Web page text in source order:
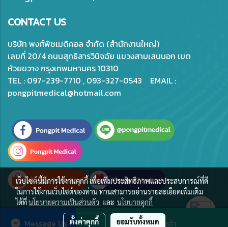
สั่งซื้อสินค้า
Message Us
CONTACT US
บริษัท พงศ์พิชเมดิคอล จำกัด (สำนักงานใหญ่)
เลขที่ 20/4 ถนนสุทธิสารวินิจฉัย แขวงสามเสนนอก เขต
ห้วยขวาง กรุงเทพมหานคร 10310
TEL : 097-239-7710 , 093-327-0543 EMAIL :
pongpitmedical@hotmail.com
© Copyright 2020 All Rights Reserved.
เว็บไซต์นี้มีการใช้งานคุกกี้ เพื่อเพิ่มประสิทธิภาพและประสบการณ์ที่ดี
ในการใช้งานเว็บไซต์ของท่าน ท่านสามารถอ่านรายละเอียดเพิ่มเติม
ได้ที่นโยบายความเป็นส่วนตัว และ นโยบายคุกกี้
ตั้งค่าคุกกี้ ยอมรับทั้งหมด